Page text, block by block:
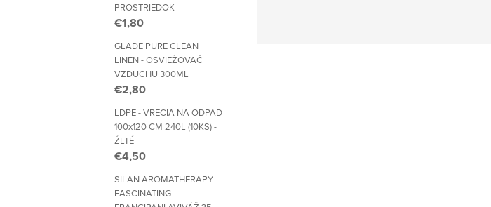
PROSTRIEDOK
€1,80
GLADE PURE CLEAN
LINEN - OSVIEŽOVAČ
VZDUCHU 300ML
€2,80
LDPE - VRECIA NA ODPAD
100x120 CM 240L (10KS) -
ŽLTÉ
€4,50
SILAN AROMATHERAPY
FASCINATING